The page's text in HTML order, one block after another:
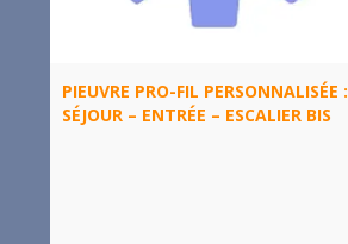
PIEUVRE PRO-FIL PERSONNALISÉE :
SÉJOUR – ENTRÉE – ESCALIER BIS